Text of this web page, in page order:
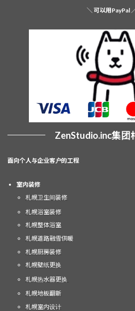
＼ 可以用PayPal
ZenStudio.inc集团
面向个人与企业客户的工程
室内装修
札幌卫生间装修
札幌浴室装修
札幌整体浴室
札幌道路融雪供暖
札幌厨房装修
札幌壁纸更换
札幌热水器更换
札幌地板翻新
札幌室内设计